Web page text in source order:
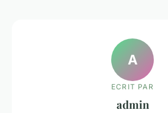
A
ECRIT PAR
admin